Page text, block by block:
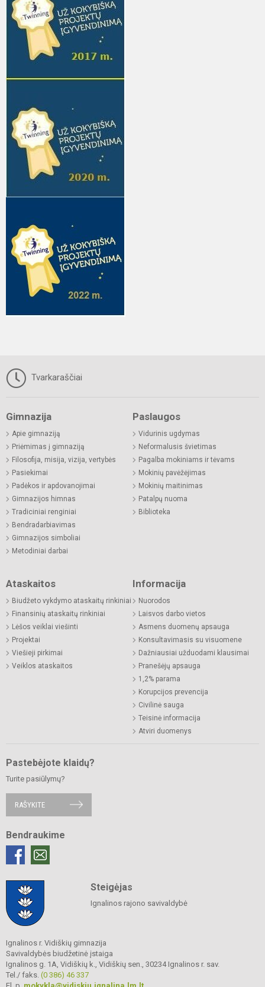
Tvarkaraščiai
Gimnazija
Apie gimnaziją
Priėmimas į gimnaziją
Filosofija, misija, vizija, vertybės
Pasiekimai
Padėkos ir apdovanojimai
Gimnazijos himnas
Tradiciniai renginiai
Bendradarbiavimas
Gimnazijos simboliai
Metodiniai darbai
Paslaugos
Vidurinis ugdymas
Neformalusis švietimas
Pagalba mokiniams ir tėvams
Mokinių pavėžėjimas
Mokinių maitinimas
Patalpų nuoma
Biblioteka
Ataskaitos
Biudžeto vykdymo ataskaitų rinkiniai
Finansinių ataskaitų rinkiniai
Lėšos veiklai viešinti
Projektai
Viešieji pirkimai
Veiklos ataskaitos
Informacija
Nuorodos
Laisvos darbo vietos
Asmens duomenų apsauga
Konsultavimasis su visuomene
Dažniausiai užduodami klausimai
Pranešėjų apsauga
1,2% parama
Korupcijos prevencija
Civilinė sauga
Teisinė informacija
Atviri duomenys
Pastebėjote klaidų?
Turite pasiūlymų?
RAŠYKITE
Bendraukime
Steigėjas
Ignalinos rajono savivaldybė
Ignalinos r. Vidiškių gimnazija
Savivaldybės biudžetinė įstaiga
Ignalinos g. 1A, Vidiškių k., Vidiškių sen., 30234 Ignalinos r. sav.
Tel./ faks. (0 386) 46 337